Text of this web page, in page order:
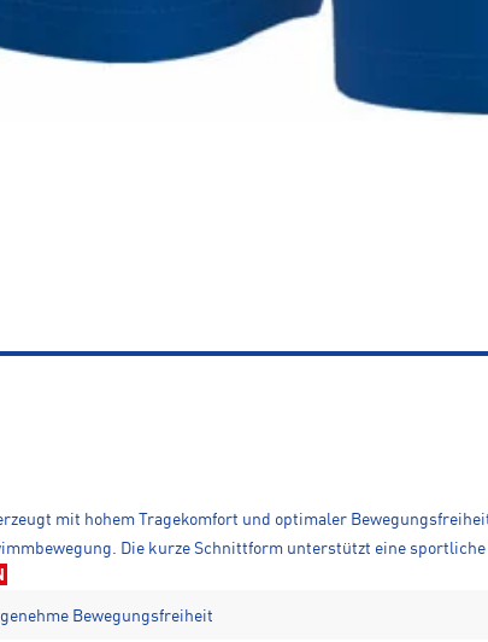
mit hohem Tragekomfort und optimaler
Die kurze Schnittform unterstützt eine
Bewegungsfreiheit